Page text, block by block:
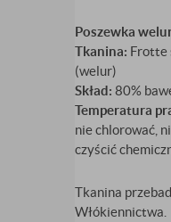
Poszewka
Tkanina: Frotte
(welur)
Skład: 80%
Temperatura
nie chlorować,
czyścić
Tkanina
Włókiennictwa.